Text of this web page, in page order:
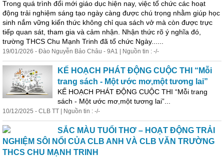
Trong quá trình đổi mới giáo dục hiện nay, việc tổ chức các hoạt
động trải nghiệm sáng tạo ngày càng được chú trọng nhằm giúp học
sinh nắm vững kiến thức không chỉ qua sách vở mà còn được trực
tiếp quan sát, tham gia và cảm nhận. Nhận thức rõ ý nghĩa đó,
trường THCS Chu Mạnh Trinh đã tổ chức Ngày......
19/01/2026 - Đào Nguyễn Bảo Châu - 9A1 | Nguồn tin : -/-
KẾ HOẠCH PHÁT ĐỘNG CUỘC THI “Mỗi
trang sách - Một ước mơ,một tương lai”
KẾ HOẠCH PHÁT ĐỘNG CUỘC THI “Mỗi trang
sách - Một ước mơ,một tương lai”...
10/12/2025 - CLB TT | Nguồn tin : -/-
SẮC MÀU TUỔI THƠ – HOẠT ĐỘNG TRẢI
NGHIỆM SÔI NỔI CỦA CLB ANH VÀ CLB VĂN TRƯỜNG
THCS CHU MẠNH TRINH